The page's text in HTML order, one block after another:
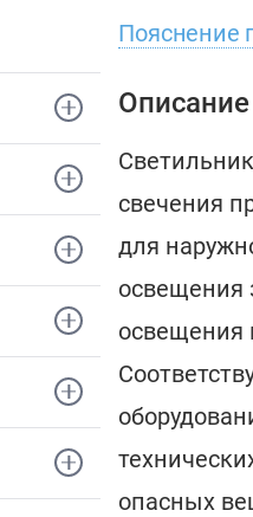
Пояснение
Описание
свечения
для
освещения
освещения
опасных